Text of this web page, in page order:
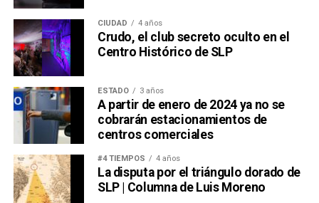
CIUDAD 4 años
Crudo, el club secreto oculto en el
Centro Histórico de SLP
ESTADO 3 años
A partir de enero de 2024 ya no se
cobrarán estacionamientos de
centros comerciales
#4 TIEMPOS 4 años
La disputa por el triángulo dorado de
SLP | Columna de Luis Moreno